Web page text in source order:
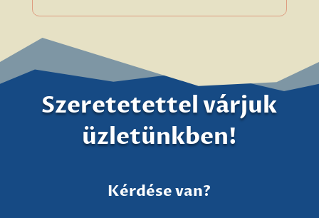
Szeretetettel várjuk
üzletünkben!
Kérdése van?